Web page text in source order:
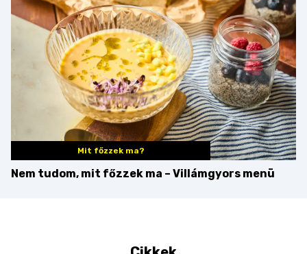
Mit főzzek ma?
Nem tudom, mit főzzek ma – Villámgyors menü